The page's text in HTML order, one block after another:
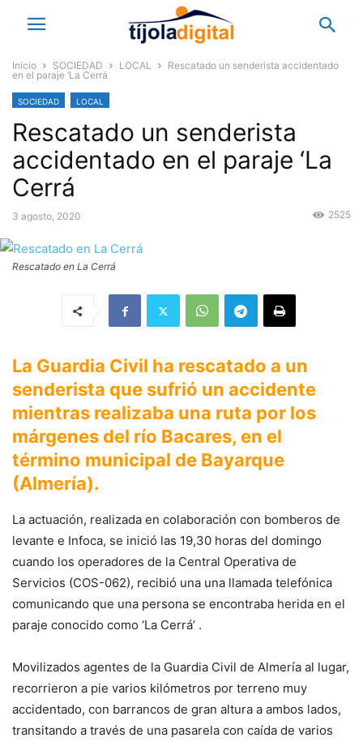
Inicio SOCIEDAD LOCAL
Rescatado un senderista accidentado
en el paraje ‘La Cerrá
SOCIEDAD LOCAL
Rescatado un senderista
accidentado en el paraje ‘La
Cerrá
3 agosto, 2020 2525
Rescatado en La Cerrá
La Guardia Civil ha rescatado a un
senderista que sufrió un accidente
mientras realizaba una ruta por los
márgenes del río Bacares, en el
término municipal de Bayarque
(Almería).
La actuación, realizada en colaboración con bomberos de
levante e Infoca, se inició las 19,30 horas del domingo
cuando los operadores de la Central Operativa de
Servicios (COS-062), recibió una una llamada telefónica
comunicando que una persona se encontraba herida en el
paraje conocido como ‘La Cerrá’ .
Movilizados agentes de la Guardia Civil de Almería al lugar,
recorrieron a pie varios kilómetros por terreno muy
accidentado, con barrancos de gran altura a ambos lados,
transitando a través de una pasarela con caída de varios